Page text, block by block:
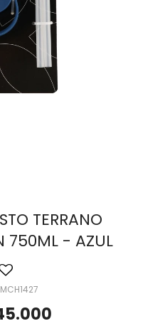
TERRANO
750ML - AZUL